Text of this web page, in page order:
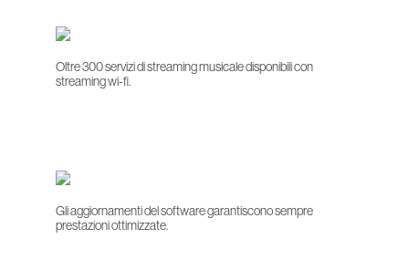
Oltre 300 servizi di streaming musicale disponibili con
streaming wi-fi.
Gli aggiornamenti del software garantiscono sempre
prestazioni ottimizzate.